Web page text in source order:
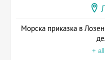
Морска приказка в
+